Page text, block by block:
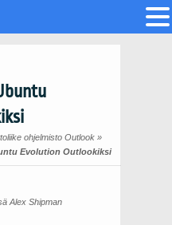
ohjelmisto Outlook »
Evolution Outlookiksi
Alex Shipman